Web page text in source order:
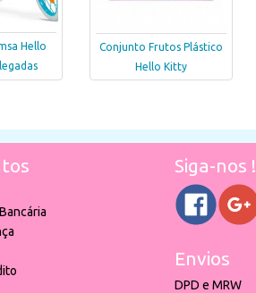
Hello
Conjunto Frutos Plástico
Hello Kitty
Siga-nos !
Envios
DPD e MRW